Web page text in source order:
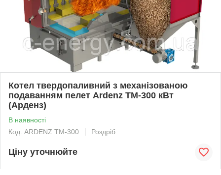
Котел твердопаливний з механізованою
подаванням пелет Ardenz ТМ-300 кВт
(Арденз)
В наявності
Код: ARDENZ TМ-300
Роздріб
Ціну уточнюйте